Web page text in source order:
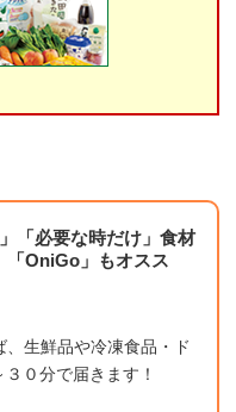
「必要な時だけ」食材
「OniGo」もオスス
生鮮品や冷凍食品・ド
０分で届きます！